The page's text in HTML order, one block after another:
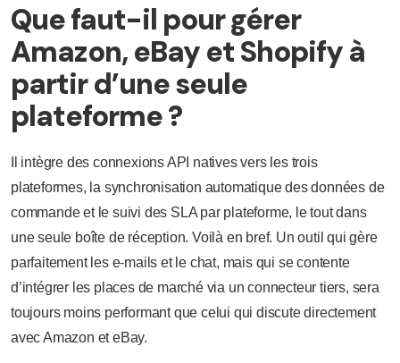
Que faut-il pour gérer
Amazon, eBay et Shopify à
partir d’une seule
plateforme ?
Il intègre des connexions API natives vers les trois
plateformes, la synchronisation automatique des données de
commande et le suivi des SLA par plateforme, le tout dans
une seule boîte de réception. Voilà en bref. Un outil qui gère
parfaitement les e-mails et le chat, mais qui se contente
d’intégrer les places de marché via un connecteur tiers, sera
toujours moins performant que celui qui discute directement
avec Amazon et eBay.